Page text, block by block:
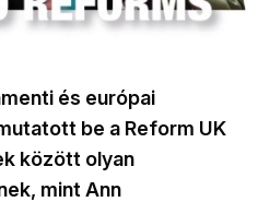
és európai
be a Reform UK
között olyan
mint Ann